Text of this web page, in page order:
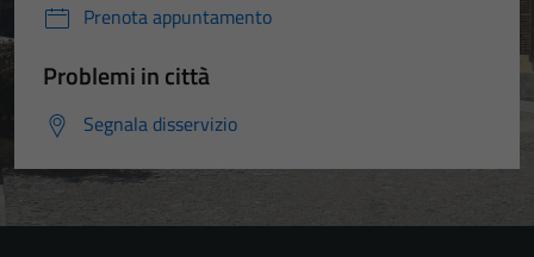
Prenota appuntamento
Problemi in città
Segnala disservizio